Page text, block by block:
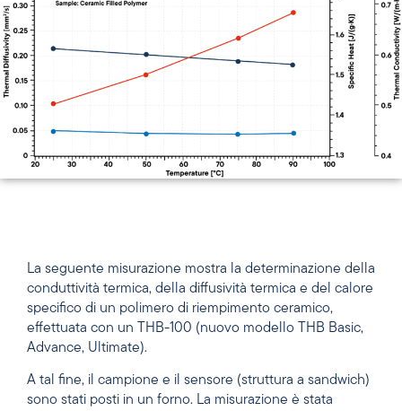
La seguente misurazione mostra la determinazione della
conduttività termica, della diffusività termica e del calore
specifico di un polimero di riempimento ceramico,
effettuata con un THB-100 (nuovo modello THB Basic,
Advance, Ultimate).
A tal fine, il campione e il sensore (struttura a sandwich)
sono stati posti in un forno. La misurazione è stata